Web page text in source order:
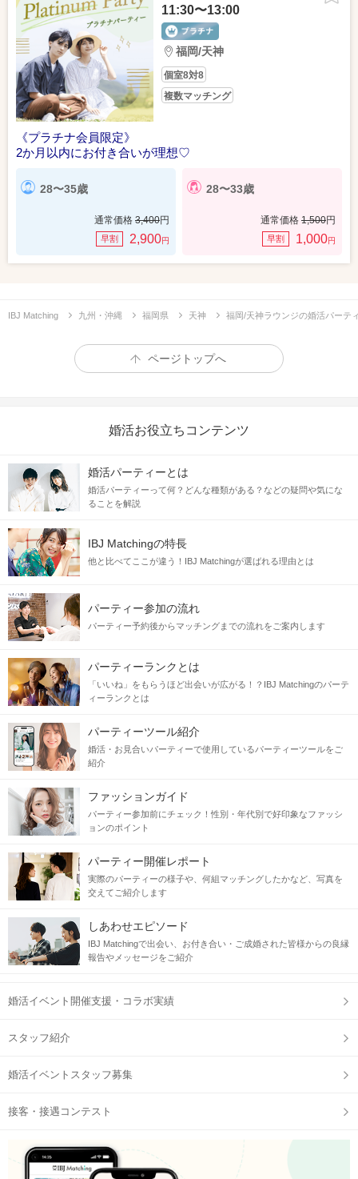
11:30〜13:00
福岡/天神
個室8対8
複数マッチング
《プラチナ会員限定》
2か月以内にお付き合いが理想♡
28〜35歳
通常価格 3,400円
早割 2,900円
28〜33歳
通常価格 1,500円
早割 1,000円
IBJ Matching 九州・沖縄 福岡県 天神 福岡/天神ラウンジの婚活パーテ
ページトップへ
婚活お役立ちコンテンツ
婚活パーティーとは
婚活パーティーって何？どんな種類がある？などの疑問や気にな
ることを解説
IBJ Matchingの特長
他と比べてここが違う！IBJ Matchingが選ばれる理由とは
パーティー参加の流れ
パーティー予約後からマッチングまでの流れをご案内します
パーティーランクとは
「いいね」をもらうほど出会いが広がる！？IBJ Matchingのパーテ
ィーランクとは
パーティーツール紹介
婚活・お見合いパーティーで使用しているパーティーツールをご
紹介
ファッションガイド
パーティー参加前にチェック！性別・年代別で好印象なファッシ
ョンのポイント
パーティー開催レポート
実際のパーティーの様子や、何組マッチングしたかなど、写真を
交えてご紹介します
しあわせエピソード
IBJ Matchingで出会い、お付き合い・ご成婚された皆様からの良縁
報告やメッセージをご紹介
婚活イベント開催支援・コラボ実績
スタッフ紹介
婚活イベントスタッフ募集
接客・接遇コンテスト